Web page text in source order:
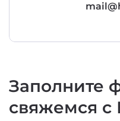
Заполните
свяжемся с